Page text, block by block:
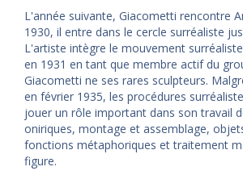
L'année suivante, Giacometti rencontre
1930, il entre dans le cercle surréaliste
L'artiste intègre le mouvement
en 1931 en tant que membre actif du
Giacometti ne ses rares sculpteurs.
en février 1935, les procédures
jouer un rôle important dans son travail
oniriques, montage et assemblage,
fonctions métaphoriques et traitement
figure.